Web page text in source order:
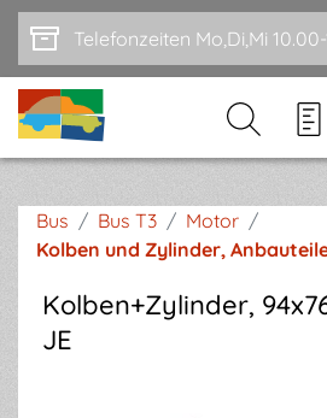
Zum Hauptinhalt springen
Bus / Bus T3 / Motor /
Kolben und Zylinder,
Kolben+Zylinder,
JE